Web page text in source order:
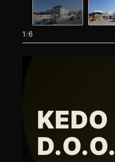
1/6
KEDO
D.O.O.